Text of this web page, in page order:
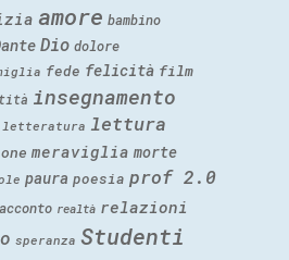
amore bambino
Dio dolore
fede felicità film
insegnamento
letteratura lettura
meraviglia morte
paura poesia prof 2.0
realtà relazioni
speranza Studenti